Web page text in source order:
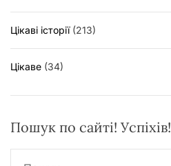
Цікаві історії(213)
Цікаве (34)
Пошук по сайті! Успіхів!